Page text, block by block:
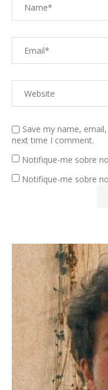
Save my name,
next time I comment.
Notifique-me sobre
Notifique-me sobre